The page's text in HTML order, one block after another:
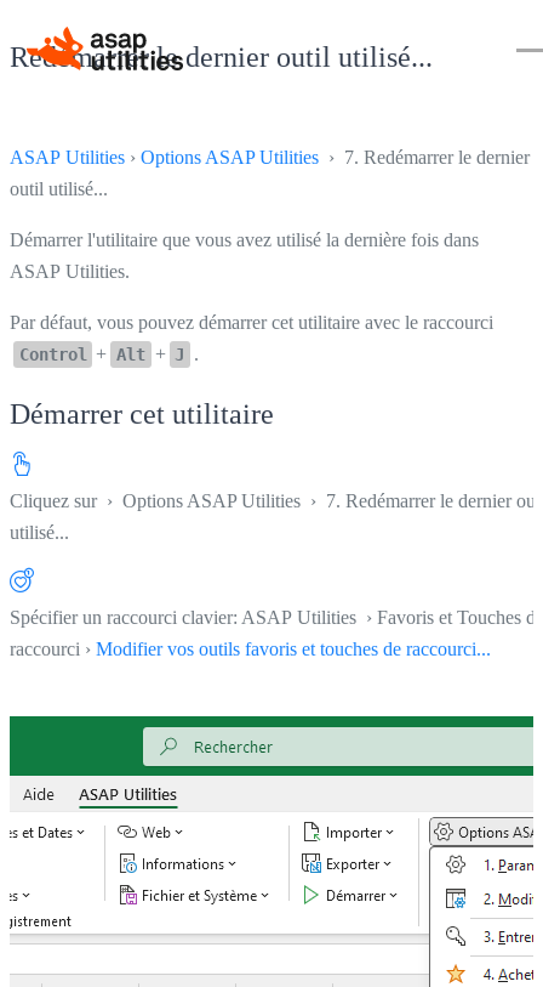
Redémarrer le dernier outil utilisé...
ASAP Utilities › Options ASAP Utilities › 7. Redémarrer le dernier
outil utilisé...
Démarrer l'utilitaire que vous avez utilisé la dernière fois dans
ASAP Utilities.
Par défaut, vous pouvez démarrer cet utilitaire avec le raccourci
Control + Alt + J .
Démarrer cet utilitaire
Cliquez sur › Options ASAP Utilities › 7. Redémarrer le dernier
utilisé...
Spécifier un raccourci clavier: ASAP Utilities › Favoris et Touches de
raccourci › Modifier vos outils favoris et touches de raccourci...